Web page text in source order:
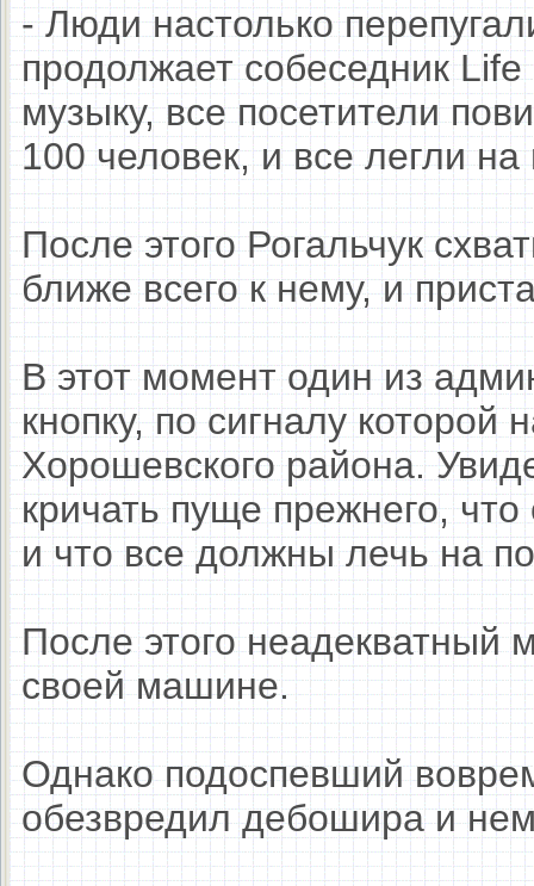
- Люди настолько
продолжает собеседник
музыку, все посетители
100 человек, и все легли на
После этого Рогальчук
ближе всего к нему, и
В этот момент один из
кнопку, по сигналу
Хорошевского района.
кричать пуще прежнего, что
и что все должны лечь на
После этого неадекватный
своей машине.
Однако подоспевший
обезвредил дебошира и